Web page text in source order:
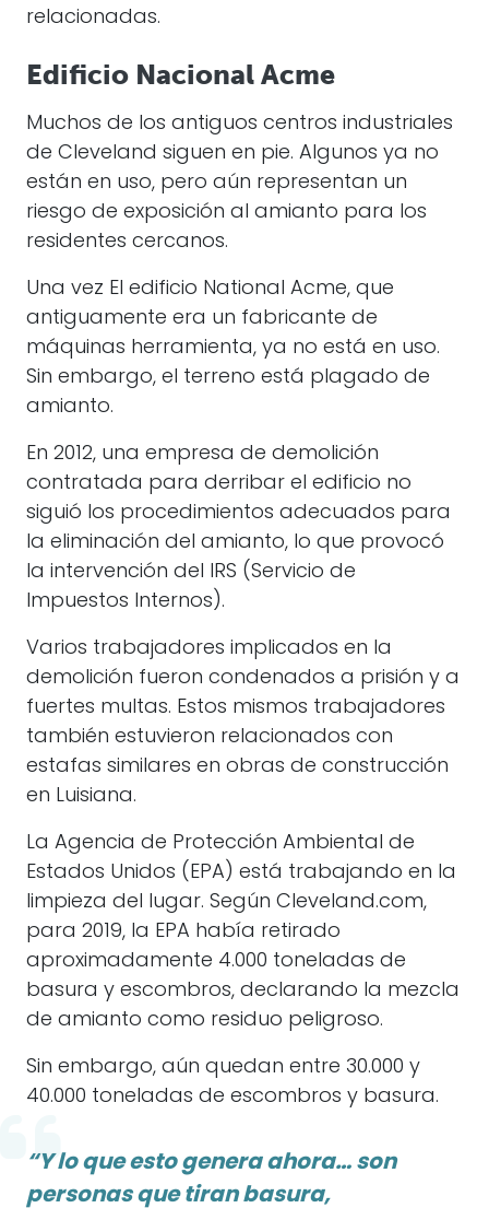
relacionadas.
Edificio Nacional Acme
Muchos de los antiguos centros industriales
de Cleveland siguen en pie. Algunos ya no
están en uso, pero aún representan un
riesgo de exposición al amianto para los
residentes cercanos.
Una vez El edificio National Acme, que
antiguamente era un fabricante de
máquinas herramienta, ya no está en uso.
Sin embargo, el terreno está plagado de
amianto.
En 2012, una empresa de demolición
contratada para derribar el edificio no
siguió los procedimientos adecuados para
la eliminación del amianto, lo que provocó
la intervención del IRS (Servicio de
Impuestos Internos).
Varios trabajadores implicados en la
demolición fueron condenados a prisión y a
fuertes multas. Estos mismos trabajadores
también estuvieron relacionados con
estafas similares en obras de construcción
en Luisiana.
La Agencia de Protección Ambiental de
Estados Unidos (EPA) está trabajando en la
limpieza del lugar. Según Cleveland.com,
para 2019, la EPA había retirado
aproximadamente 4.000 toneladas de
basura y escombros, declarando la mezcla
de amianto como residuo peligroso.
Sin embargo, aún quedan entre 30.000 y
40.000 toneladas de escombros y basura.
“Y lo que esto genera ahora… son
personas que tiran basura,